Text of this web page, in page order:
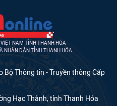
NAM TỈNH THANH HÓA
NHÂN DÂN TỈNH THANH HÓA
Bộ Thông tin - Truyền thông Cấp
Hạc Thành, tỉnh Thanh Hóa